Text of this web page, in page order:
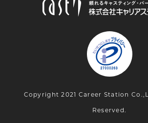
Copyright 2021 Career Station
Reserved.